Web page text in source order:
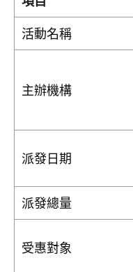
活動名稱
主辦機構
派發日期
派發總量
受惠對象